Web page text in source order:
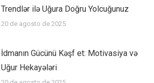
Trendlər ilə Uğura Doğru Yolcuğunuz
20 de agosto de 2025
İdmanın Gücünü Kəşf et: Motivasiya və
Uğur Hekayələri